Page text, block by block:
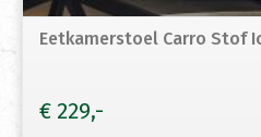
Eetkamerstoel Carro Stof
€ 229